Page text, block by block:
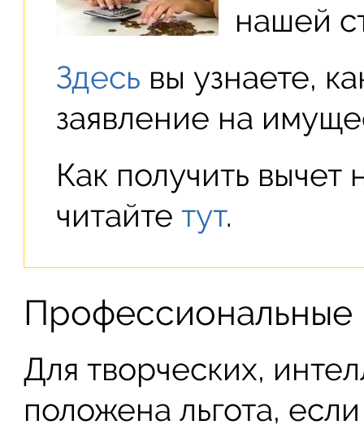
нашей
Здесь вы узнаете,
заявление на
Как получить
читайтетут.
Профессиональные
Для творческих,
положена льгота,